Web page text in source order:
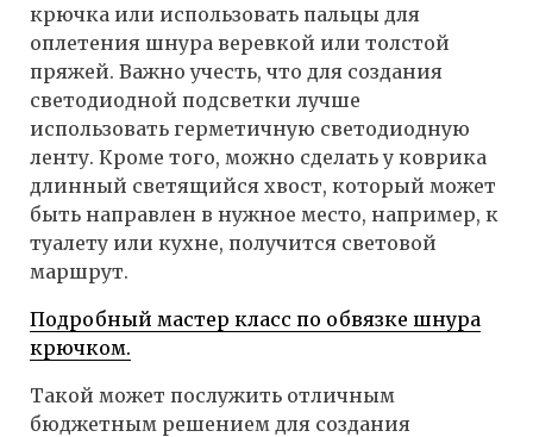
крючка или использовать пальцы для
оплетения шнура веревкой или толстой
пряжей. Важно учесть, что для создания
светодиодной подсветки лучше
использовать герметичную светодиодную
ленту. Кроме того, можно сделать у коврика
длинный светящийся хвост, который может
быть направлен в нужное место, например, к
туалету или кухне, получится световой
маршрут.
Подробный мастер класс по обвязке шнура
крючком.
Такой может послужить отличным
бюджетным решением для создания